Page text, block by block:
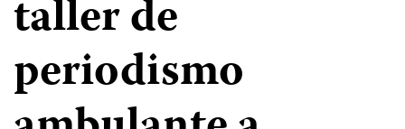
taller de
periodismo